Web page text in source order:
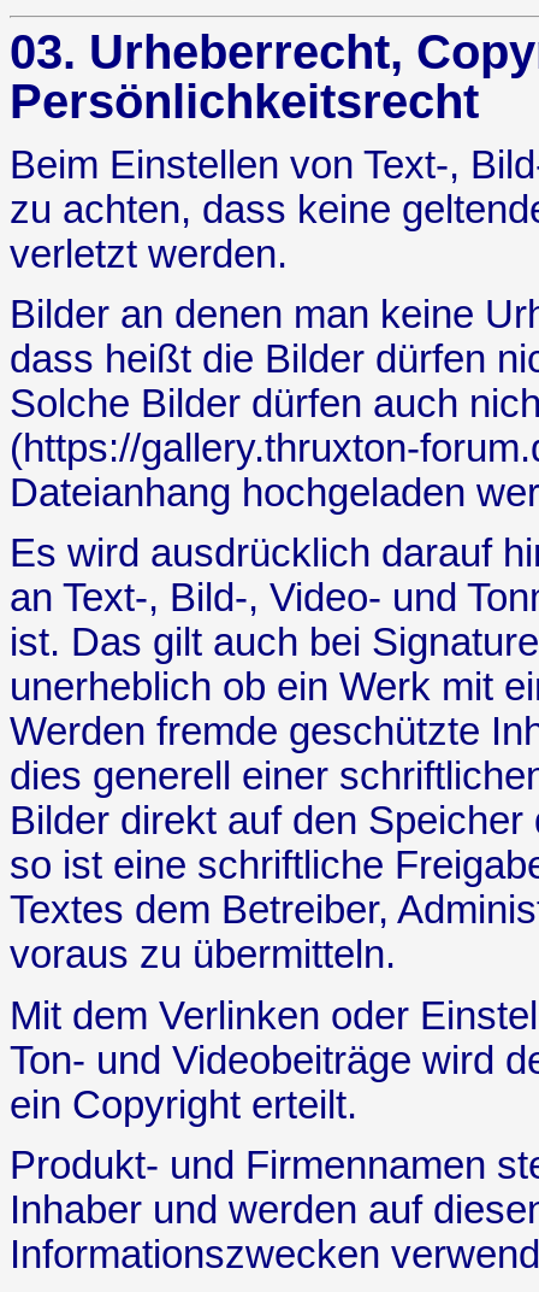
03. Urheberrecht,
Persönlichkeitsrecht
Beim Einstellen von Text-,
zu achten, dass keine
verletzt werden.
Bilder an denen man keine
dass heißt die Bilder dürfen
Solche Bilder dürfen auch
(https://gallery.thruxton-
Dateianhang hochgeladen
Es wird ausdrücklich darauf
an Text-, Bild-, Video- und
ist. Das gilt auch bei
unerheblich ob ein Werk mit
Werden fremde geschützte
dies generell einer
Bilder direkt auf den
so ist eine schriftliche
Textes dem Betreiber,
voraus zu übermitteln.
Mit dem Verlinken oder
Ton- und Videobeiträge wird
ein Copyright erteilt.
Produkt- und Firmennamen
Inhaber und werden auf
Informationszwecken